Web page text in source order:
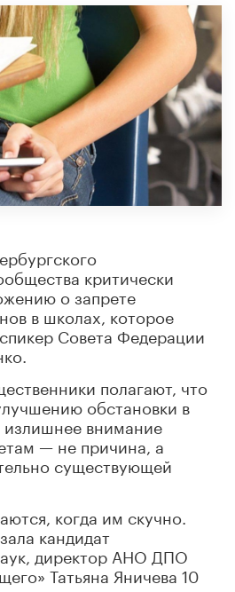
критически
о запрете
в школах, которое
Совета Федерации
полагают, что
обстановки в
излишнее внимание
— не причина, а
существующей
когда им скучно.
кандидат
директор АНО ДПО
Татьяна Яничева 10